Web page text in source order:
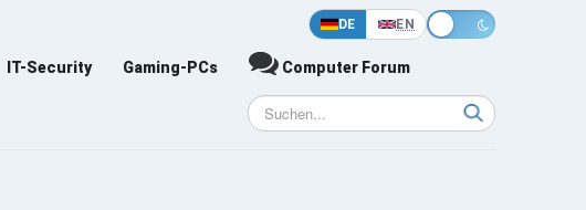
DE EN
IT-Security Gaming-PCs Computer Forum